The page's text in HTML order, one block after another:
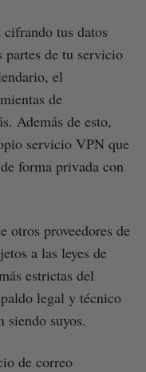
tus datos
partes de tu servicio
el
de
Además de esto,
servicio VPN que
forma privada con
otros proveedores de
a las leyes de
estrictas del
legal y técnico
siendo suyos.
de correo